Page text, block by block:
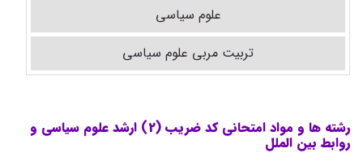
علوم سیاسی
تربیت مربی علوم سیاسی
رشته ها و مواد امتحانی کد ضریب (2) ارشد علوم سیاسی و
روابط بین الملل